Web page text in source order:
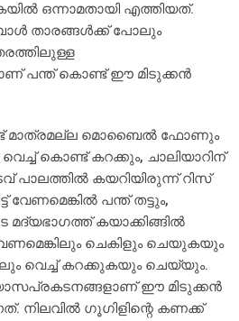
ഒന്നാമതായി എത്തിയത്.
താരങ്ങള്‍ക്ക് പോലും
പന്ത് കൊണ്ട് ഈ മിടുക്കന്‍
മൊബൈല്‍ ഫോണും
കൊണ്ട് കറക്കും, ചാലിയാറിന്
കയറിയിരുന്ന് റിസ്
വേണമെങ്കില്‍ പന്ത് തട്ടും,
കയാക്കിങ്ങില്‍
ചെകിളും ചെയുകയും
വെച്ച് കറക്കുകയും ചെയ്യും.
ഈ മിടുക്കന്‍
നിലവില്‍ ഗൂഗിളിന്റെ കണക്ക്